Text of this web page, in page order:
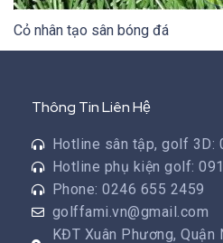
Cỏ nhân tạo sân bóng đá
Thông Tin Liên Hệ
Hotline sân tập, golf 3D:
Hotline phụ kiện golf:
Phone: 0246 655 2459
golffami.vn@gmail.com
KĐT Xuân Phương, Quận